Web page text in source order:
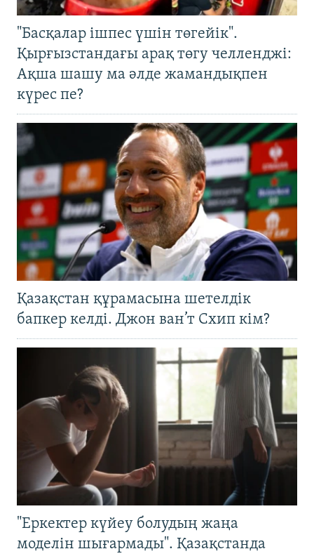
"Басқалар ішпес үшін төгейік".
Қырғызстандағы арақ төгу челленджі:
Ақша шашу ма әлде жамандықпен
күрес пе?
Қазақстан құрамасына шетелдік
бапкер келді. Джон ван’т Схип кім?
"Еркектер күйеу болудың жаңа
моделін шығармады". Қазақстанда